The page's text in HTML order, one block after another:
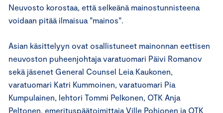
Neuvosto korostaa, että selkeänä mainostunnisteena
voidaan pitää ilmaisua ”mainos”.
Asian käsittelyyn ovat osallistuneet mainonnan eettisen
neuvoston puheenjohtaja varatuomari Päivi Romanov
sekä jäsenet General Counsel Leia Kaukonen,
varatuomari Katri Kummoinen, varatuomari Pia
Kumpulainen, lehtori Tommi Pelkonen, OTK Anja
Peltonen, emerituspäätoimittaja Ville Pohjonen ja OTK